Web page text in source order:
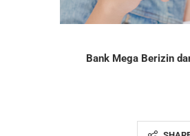
Bank Mega Berizin